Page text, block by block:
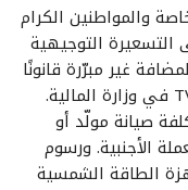
والمواطنين الكرام
التسعيرة التوجيهية
غير مبرّرة قانونًا
بموجب تسجيل رسمي في مديرية الــ TVA في وزارة المالية.
صيانة مولّد أو
الأجنبية. ورسوم
الطاقة الشمسية